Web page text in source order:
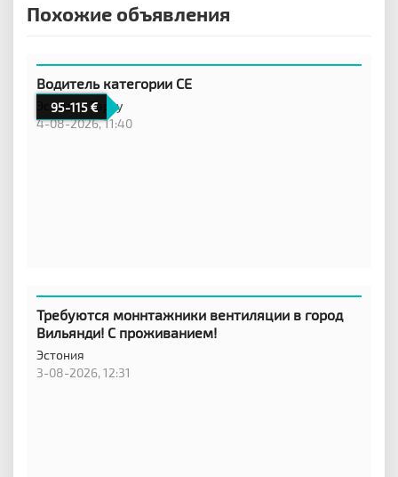
Похожие объявления
95-115
Водитель категории CE
Эстония,Тарту
4-08-2026, 11:40
Требуются моннтажники вентиляции в город
Вильянди! С проживанием!
Эстония
3-08-2026, 12:31